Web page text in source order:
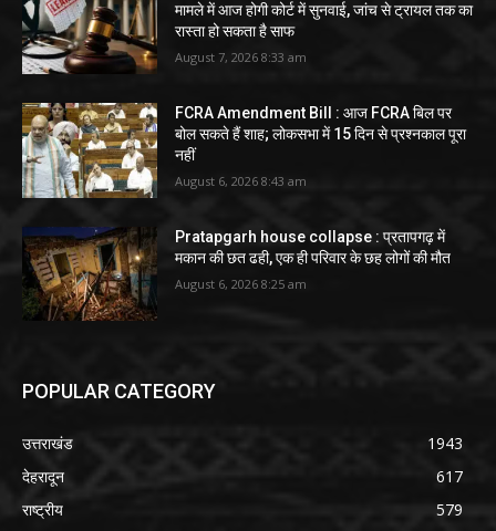
मामले में आज होगी कोर्ट में सुनवाई, जांच से ट्रायल तक का
रास्ता हो सकता है साफ
August 7, 2026 8:33 am
FCRA Amendment Bill : आज FCRA बिल पर
बोल सकते हैं शाह; लोकसभा में 15 दिन से प्रश्नकाल पूरा
नहीं
August 6, 2026 8:43 am
Pratapgarh house collapse : प्रतापगढ़ में
मकान की छत ढही, एक ही परिवार के छह लोगों की मौत
August 6, 2026 8:25 am
POPULAR CATEGORY
उत्तराखंड
1943
देहरादून
617
राष्ट्रीय
579